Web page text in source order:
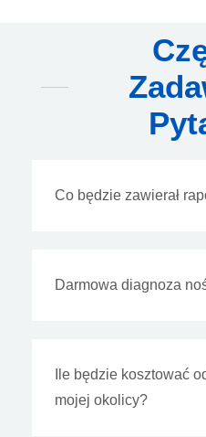
Co będzie zawierał
Darmowa diagnoza
Ile będzie kosztować
mojej okolicy?